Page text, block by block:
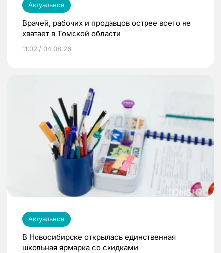
Актуальное
Врачей, рабочих и продавцов острее всего не
хватает в Томской области
11:02 / 04.08.26
Актуальное
В Новосибирске открылась единственная
школьная ярмарка со скидками